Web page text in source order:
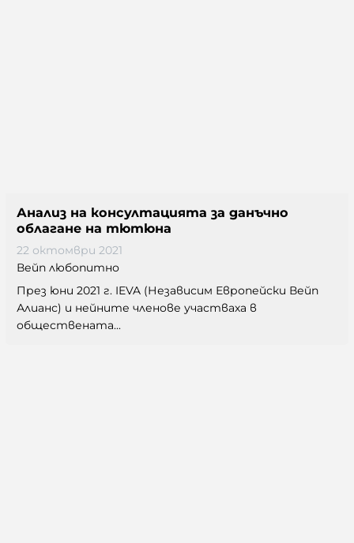
Анализ на консултацията за данъчно
облагане на тютюна
22 октомври 2021
Вейп любопитно
През юни 2021 г. IEVA (Независим Европейски Вейп
Алианс) и нейните членове участваха в
обществената...